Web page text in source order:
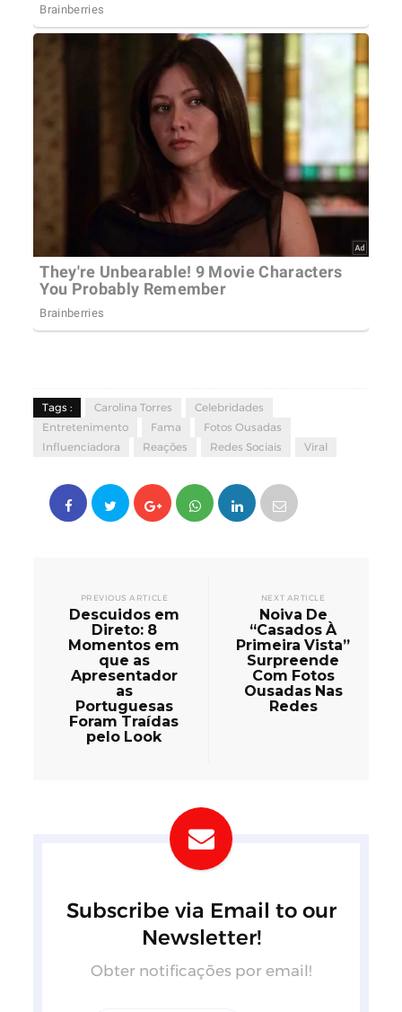
Tags : Carolina Torres
Celebridades
Entretenimento
Fama
Fotos Ousadas
Influenciadora
Reações Redes Sociais Viral
PREVIOUS ARTICLE
Descuidos em
Direto: 8
Momentos em
que as
Apresentador
as
Portuguesas
Foram Traídas
pelo Look
NEXT ARTICLE
Noiva De
“Casados À
Primeira Vista”
Surpreende
Com Fotos
Ousadas Nas
Redes
Subscribe via Email to our
Newsletter!
Obter notificações por email!